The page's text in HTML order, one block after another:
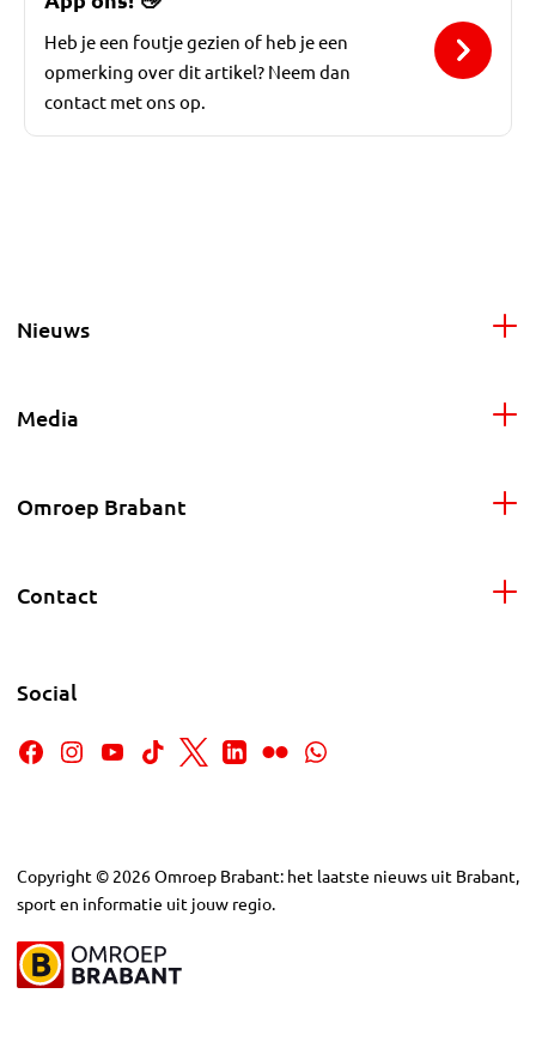
Heb je een foutje gezien of heb je een
opmerking over dit artikel? Neem dan
contact met ons op.
Nieuws
Media
Omroep Brabant
Contact
Social
Copyright © 2026Omroep Brabant: het laatste nieuws uit Brabant,
sport en informatie uit jouw regio.